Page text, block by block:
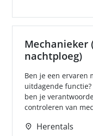
Mechanieker
nachtploeg)
Ben je een ervaren
uitdagende
ben je
controleren van
Herentals